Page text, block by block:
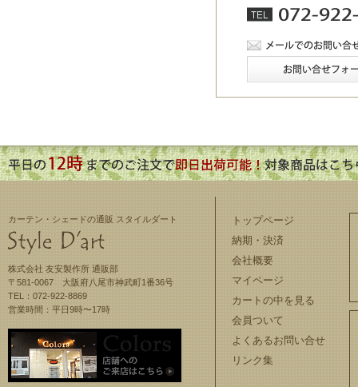
カーテン・シェードの通販 スタイルダート
株式会社 友安製作所 通販部
〒581-0067 大阪府八尾市神武町1番36号
TEL：072-922-8869
営業時間：平日9時〜17時
トップページ
納期・決済
会社概要
マイページ
カートの中を見る
会員ついて
よくあるお問い合せ
リンク集